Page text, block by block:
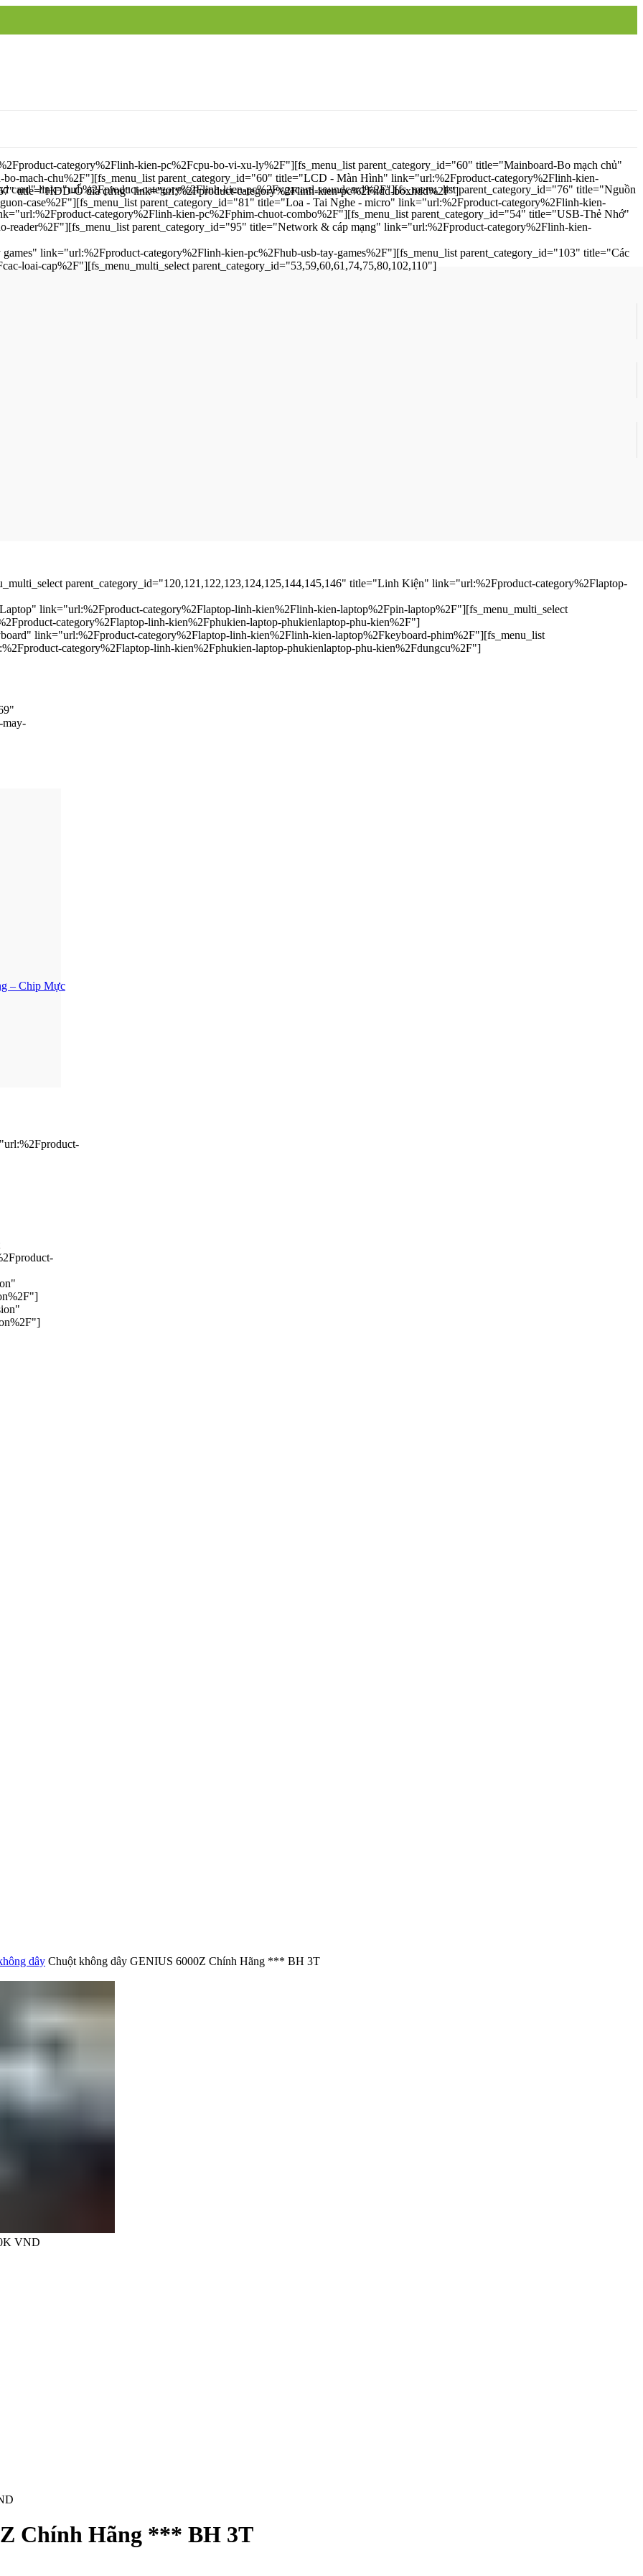
– Chip Mực
category%2Flinh-kien-pc%2Fcpu-bo-vi-xu-ly%2F"][fs_menu_list parent_category_id="60" title="Mainboard-Bo mạch chủ"
mach-chu%2F"][fs_menu_list parent_category_id="60" title="LCD - Màn Hình" link="url:%2Fproduct-category%2Flinh-kien-
title="HDD-Ổ đĩa cứng" link="url:%2Fproduct-category%2Flinh-kien-pc%2Fhdd-boxhdd%2F"]
card" link="url:%2Fproduct-category%2Flinh-kien-pc%2Fvgacard-soundcard%2F"][fs_menu_list parent_category_id="76" title="Nguồn
case%2F"][fs_menu_list parent_category_id="81" title="Loa - Tai Nghe - micro" link="url:%2Fproduct-category%2Flinh-kien-
category%2Flinh-kien-pc%2Fphim-chuot-combo%2F"][fs_menu_list parent_category_id="54" title="USB-Thẻ Nhớ"
reader%2F"][fs_menu_list parent_category_id="95" title="Network & cáp mạng" link="url:%2Fproduct-category%2Flinh-kien-
link="url:%2Fproduct-category%2Flinh-kien-pc%2Fhub-usb-tay-games%2F"][fs_menu_list parent_category_id="103" title="Các
loai-cap%2F"][fs_menu_multi_select parent_category_id="53,59,60,61,74,75,80,102,110"]
parent_category_id="120,121,122,123,124,125,144,145,146" title="Linh Kiện" link="url:%2Fproduct-category%2Flaptop-
link="url:%2Fproduct-category%2Flaptop-linh-kien%2Flinh-kien-laptop%2Fpin-laptop%2F"][fs_menu_multi_select
category%2Flaptop-linh-kien%2Fphukien-laptop-phukienlaptop-phu-kien%2F"]
link="url:%2Fproduct-category%2Flaptop-linh-kien%2Flinh-kien-laptop%2Fkeyboard-phim%2F"][fs_menu_list
category%2Flaptop-linh-kien%2Fphukien-laptop-phukienlaptop-phu-kien%2Fdungcu%2F"]
dây Chuột không dây GENIUS 6000Z Chính Hãng *** BH 3T
VND
Chính Hãng *** BH 3T